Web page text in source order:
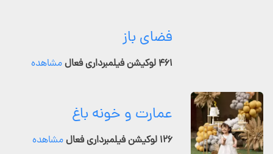
فضای باز
۴۶۱ لوکیشن فیلمبرداری فعال مشاهده
عمارت و خونه باغ
۱۲۶ لوکیشن فیلمبرداری فعال مشاهده